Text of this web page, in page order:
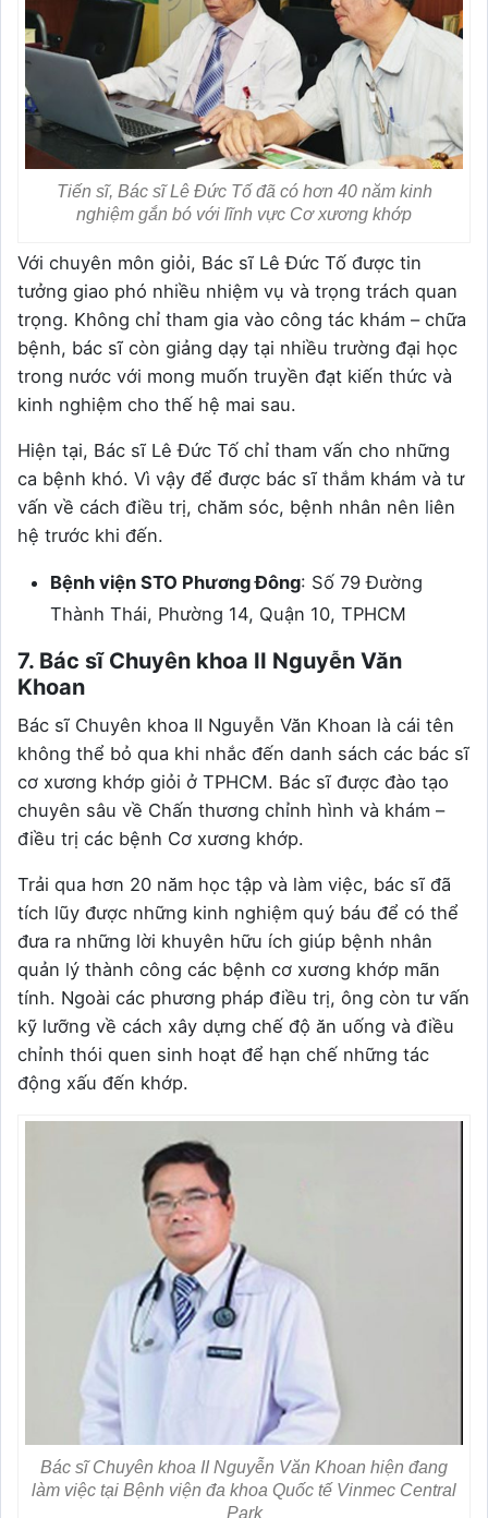
Tiến sĩ, Bác sĩ Lê Đức Tố đã có hơn 40 năm kinh
nghiệm gắn bó với lĩnh vực Cơ xương khớp
Với chuyên môn giỏi, Bác sĩ Lê Đức Tố được tin
tưởng giao phó nhiều nhiệm vụ và trọng trách quan
trọng. Không chỉ tham gia vào công tác khám – chữa
bệnh, bác sĩ còn giảng dạy tại nhiều trường đại học
trong nước với mong muốn truyền đạt kiến thức và
kinh nghiệm cho thế hệ mai sau.
Hiện tại, Bác sĩ Lê Đức Tố chỉ tham vấn cho những
ca bệnh khó. Vì vậy để được bác sĩ thắm khám và tư
vấn về cách điều trị, chăm sóc, bệnh nhân nên liên
hệ trước khi đến.
Bệnh viện STO Phương Đông: Số 79 Đường
Thành Thái, Phường 14, Quận 10, TPHCM
7. Bác sĩ Chuyên khoa II Nguyễn Văn
Khoan
Bác sĩ Chuyên khoa II Nguyễn Văn Khoan là cái tên
không thể bỏ qua khi nhắc đến danh sách các bác sĩ
cơ xương khớp giỏi ở TPHCM. Bác sĩ được đào tạo
chuyên sâu về Chấn thương chỉnh hình và khám –
điều trị các bệnh Cơ xương khớp.
Trải qua hơn 20 năm học tập và làm việc, bác sĩ đã
tích lũy được những kinh nghiệm quý báu để có thể
đưa ra những lời khuyên hữu ích giúp bệnh nhân
quản lý thành công các bệnh cơ xương khớp mãn
tính. Ngoài các phương pháp điều trị, ông còn tư vấn
kỹ lưỡng về cách xây dựng chế độ ăn uống và điều
chỉnh thói quen sinh hoạt để hạn chế những tác
động xấu đến khớp.
Bác sĩ Chuyên khoa II Nguyễn Văn Khoan hiện đang
làm việc tại Bệnh viện đa khoa Quốc tế Vinmec Central
Park